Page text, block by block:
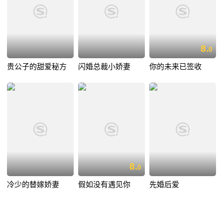
贵公子的甜爱秘方 闪婚总裁小娇妻
8.0
你的未来已签收
冷少的替嫁娇妻
8.0
假如没有遇见你 先婚后爱